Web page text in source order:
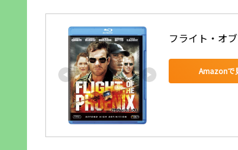
フライト・オ
Amazonで